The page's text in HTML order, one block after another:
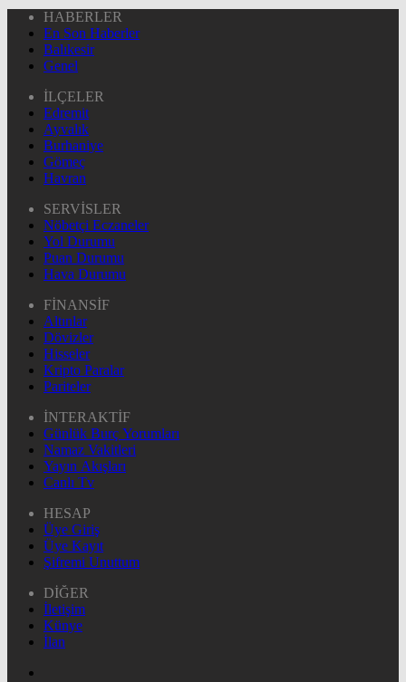
HABERLER
En Son Haberler
Balıkesir
Genel
İLÇELER
Edremit
Ayvalık
Burhaniye
Gömeç
Havran
SERVİSLER
Nöbetçi Eczaneler
Yol Durumu
Puan Durumu
Hava Durumu
FİNANSİF
Altınlar
Dövizler
Hisseler
Kripto Paralar
Pariteler
İNTERAKTİF
Günlük Burç Yorumları
Namaz Vakitleri
Yayın Akışları
Canlı Tv
HESAP
Üye Giriş
Üye Kayıt
Şifremi Unuttum
DİĞER
İletişim
Künye
İlan